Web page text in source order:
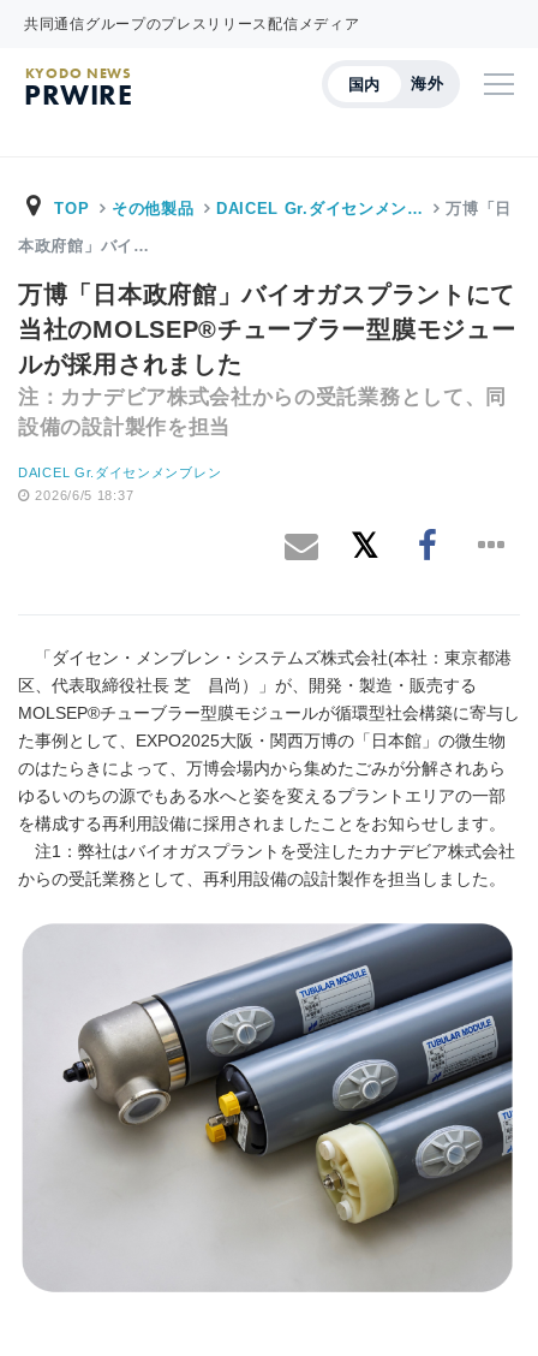
共同通信グループのプレスリリース配信メディア
国内 海外
KYODO NEWS
PRWIRE
TOP その他製品 DAICEL Gr.ダイセンメン… 万博「日
本政府館」バイ…
万博「日本政府館」バイオガスプラントにて
当社のMOLSEP®チューブラー型膜モジュー
ルが採用されました
注：カナデビア株式会社からの受託業務として、同
設備の設計製作を担当
DAICEL Gr.ダイセンメンブレン
2026/6/5 18:37
「ダイセン・メンブレン・システムズ株式会社(本社：東京都港
区、代表取締役社長 芝 昌尚）」が、開発・製造・販売する
MOLSEP®チューブラー型膜モジュールが循環型社会構築に寄与し
た事例として、EXPO2025大阪・関西万博の「日本館」の微生物
のはたらきによって、万博会場内から集めたごみが分解されあら
ゆるいのちの源でもある水へと姿を変えるプラントエリアの一部
を構成する再利用設備に採用されましたことをお知らせします。
注1：弊社はバイオガスプラントを受注したカナデビア株式会社
からの受託業務として、再利用設備の設計製作を担当しました。